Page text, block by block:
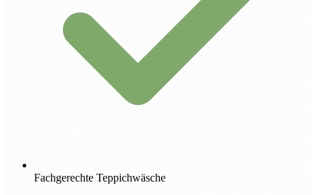
Fachgerechte Teppichwäsche